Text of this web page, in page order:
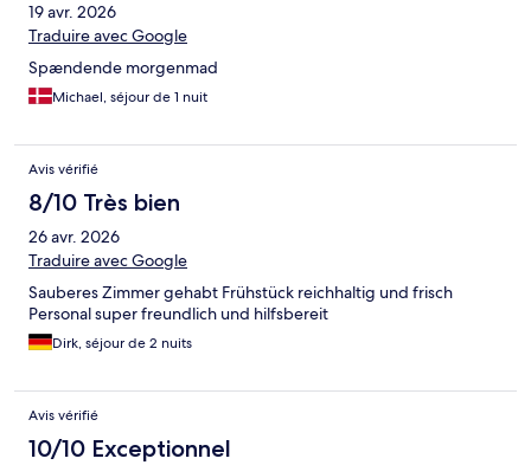
19 avr. 2026
Traduire avec Google
Spændende morgenmad
Michael, séjour de 1 nuit
Avis vérifié
8/10 Très bien
26 avr. 2026
Traduire avec Google
Sauberes Zimmer gehabt Frühstück reichhaltig und frisch
Personal super freundlich und hilfsbereit
Dirk, séjour de 2 nuits
Avis vérifié
10/10 Exceptionnel